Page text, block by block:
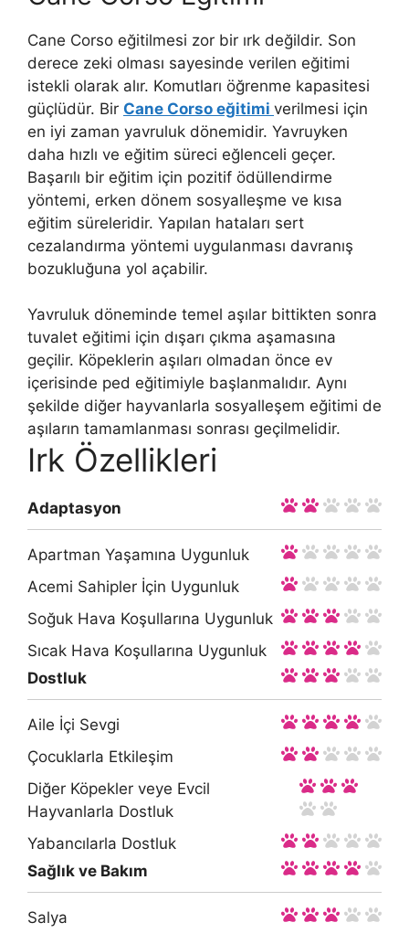
Cane Corso eğitilmesi zor bir ırk değildir. Son
derece zeki olması sayesinde verilen eğitimi
istekli olarak alır. Komutları öğrenme kapasitesi
güçlüdür. Bir Cane Corso eğitimi verilmesi için
en iyi zaman yavruluk dönemidir. Yavruyken
daha hızlı ve eğitim süreci eğlenceli geçer.
Başarılı bir eğitim için pozitif ödüllendirme
yöntemi, erken dönem sosyalleşme ve kısa
eğitim süreleridir. Yapılan hataları sert
cezalandırma yöntemi uygulanması davranış
bozukluğuna yol açabilir.
Yavruluk döneminde temel aşılar bittikten sonra
tuvalet eğitimi için dışarı çıkma aşamasına
geçilir. Köpeklerin aşıları olmadan önce ev
içerisinde ped eğitimiyle başlanmalıdır. Aynı
şekilde diğer hayvanlarla sosyalleşem eğitimi de
aşıların tamamlanması sonrası geçilmelidir.
Irk Özellikleri
Adaptasyon
Apartman Yaşamına Uygunluk
Acemi Sahipler İçin Uygunluk
Soğuk Hava Koşullarına Uygunluk
Sıcak Hava Koşullarına Uygunluk
Dostluk
Aile İçi Sevgi
Çocuklarla Etkileşim
Diğer Köpekler veye Evcil
Hayvanlarla Dostluk
Yabancılarla Dostluk
Sağlık ve Bakım
Salya